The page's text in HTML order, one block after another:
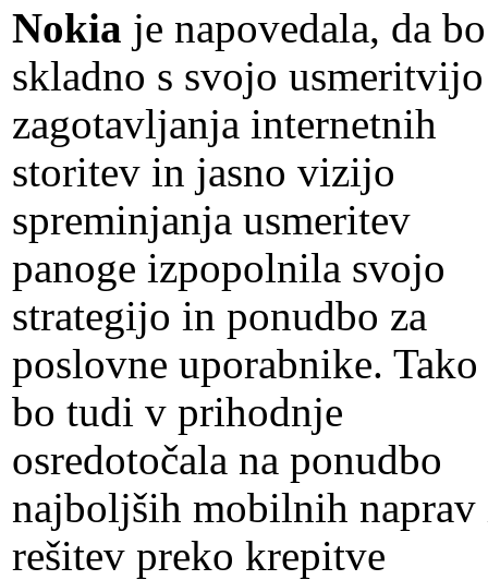
Nokia je napovedala, da bo
skladno s svojo usmeritvijo
zagotavljanja internetnih
storitev in jasno vizijo
spreminjanja usmeritev
panoge izpopolnila svojo
strategijo in ponudbo za
poslovne uporabnike. Tako
bo tudi v prihodnje
osredotočala na ponudbo
najboljših mobilnih naprav
rešitev preko krepitve